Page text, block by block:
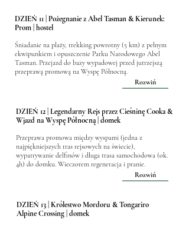
DZIEŃ 11 | Pożegnanie z Abel Tasman & Kierunek:
Prom | hostel
Śniadanie na plaży, trekking powrotny (5 km) z pełnym
ekwipunkiem i opuszczenie Parku Narodowego Abel
Tasman. Przejazd do bazy wypadowej przed jutrzejszą
przeprawą promową na Wyspę Północną.
Rozwiń
DZIEŃ 12 | Legendarny Rejs przez Cieśninę Cooka &
Wjazd na Wyspę Północną | domek
Przeprawa promowa między wyspami (jedna z
najpiękniejszych tras rejsowych na świecie),
wypatrywanie delfinów i długa trasa samochodowa (ok.
4h) do domku. Wieczorem regeneracja i pranie.
Rozwiń
DZIEŃ 13 | Królestwo Mordoru & Tongariro
Alpine Crossing | domek